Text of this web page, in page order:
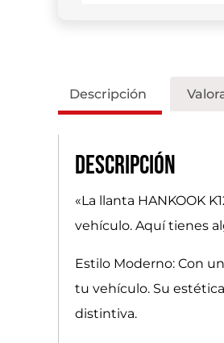
Descripción
Descripción
«La llanta HANKOOK
vehículo. Aquí tienes
Estilo Moderno: Con
tu vehículo. Su
distintiva.